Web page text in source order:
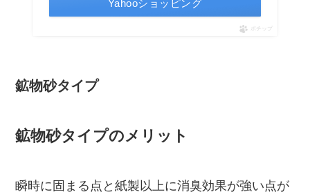
Yahooショッピング
ポチップ
鉱物砂タイプ
鉱物砂タイプのメリット
瞬時に固まる点と紙製以上に消臭効果が強い点が